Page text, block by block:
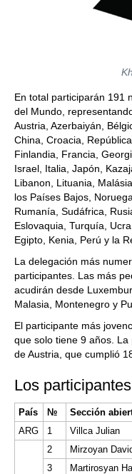
En total participarán 191
del Mundo,
Austria, Azerbaiyán,
China, Croacia,
Finlandia, Francia,
Israel, Italia, Japón,
Libanon, Lituania,
los Países Bajos,
Rumanía, Sudáfrica,
Eslovaquia, Turquía,
Egipto, Kenia, Perú y la
La delegación más
participantes. Las más
acudirán desde
Malasia, Montenegro y
El participante más
que solo tiene 9 años. La
de Austria, que cumplió
Los participantes
País №
Sección
ARG
1 Villca Julian
2
Mirzoyan
3
Martirosyan